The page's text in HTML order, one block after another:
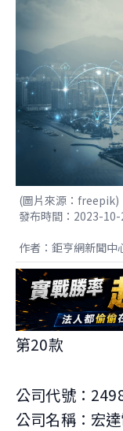
(圖片來源：freepik)
發布時間：2023-10-
作者：鉅亨網新聞中
第20款
公司代號：
公司名稱：宏